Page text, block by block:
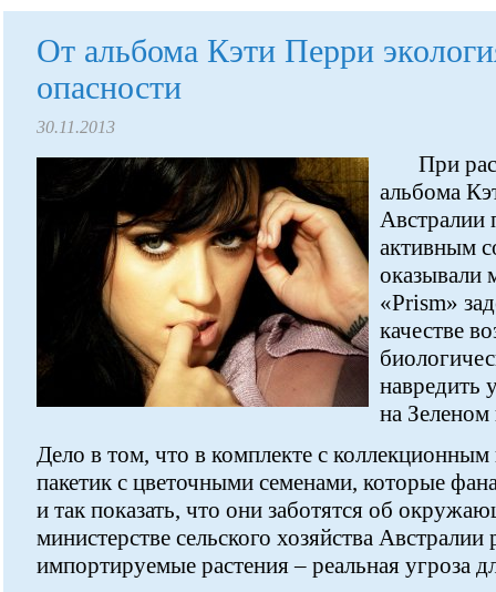
От альбома Кэти Перри
опасности
30.11.2013
При
альбома
Австралии
активным
оказывали
«Prism»
качестве
навредить
на Зеленом
Дело в том, что в комплекте с
пакетик с цветочными семенами, которые
и так показать, что они заботятся об
министерстве сельского хозяйства
импортируемые растения – реальная угроза